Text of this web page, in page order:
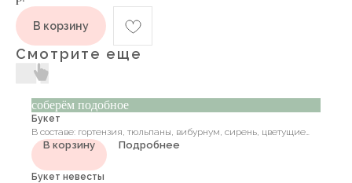
В корзину
Смотрите еще
соберём подобное
Букет
В составе: гортензия, тюльпаны, вибурнум, сирень, цветущие
ветки, роза, диантус, зелень
В корзину Подробнее
Букет невесты